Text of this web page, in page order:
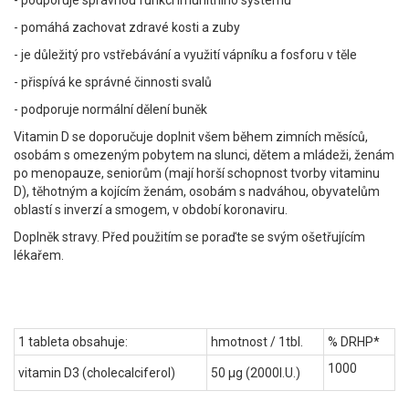
- pomáhá zachovat zdravé kosti a zuby
- je důležitý pro vstřebávání a využití vápníku a fosforu v těle
- přispívá ke správné činnosti svalů
- podporuje normální dělení buněk
Vitamin D se doporučuje doplnit všem během zimních měsíců,
osobám s omezeným pobytem na slunci, dětem a mládeži, ženám
po menopauze, seniorům (mají horší schopnost tvorby vitaminu
D), těhotným a kojícím ženám, osobám s nadváhou, obyvatelům
oblastí s inverzí a smogem, v období koronaviru.
Doplněk stravy. Před použitím se poraďte se svým ošetřujícím
lékařem.
1 tableta obsahuje: hmotnost / 1tbl. % DRHP*
vitamin D3 (cholecalciferol) 50 μg (2000I.U.) 1000